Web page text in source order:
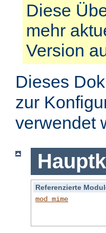
Diese
mehr
Version
Dieses
zur
verwendet
Referenzierte
mod_mime